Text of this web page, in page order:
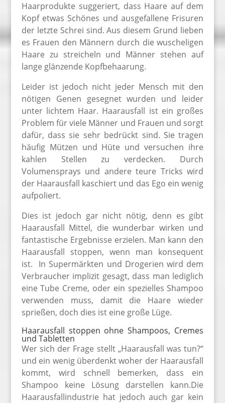
Haarprodukte suggeriert, dass Haare auf dem
Kopf etwas Schönes und ausgefallene Frisuren
der letzte Schrei sind. Aus diesem Grund lieben
es Frauen den Männern durch die wuscheligen
Haare zu streicheln und Männer stehen auf
lange glänzende Kopfbehaarung.
Leider ist jedoch nicht jeder Mensch mit den
nötigen Genen gesegnet wurden und leider
unter lichtem Haar. Haarausfall ist ein großes
Problem für viele Männer und Frauen und sorgt
dafür, dass sie sehr bedrückt sind. Sie tragen
häufig Mützen und Hüte und versuchen ihre
kahlen Stellen zu verdecken. Durch
Volumensprays und andere teure Tricks wird
der Haarausfall kaschiert und das Ego ein wenig
aufpoliert.
Dies ist jedoch gar nicht nötig, denn es gibt
Haarausfall Mittel, die wunderbar wirken und
fantastische Ergebnisse erzielen. Man kann den
Haarausfall stoppen, wenn man konsequent
ist. In Supermärkten und Drogerien wird dem
Verbraucher implizit gesagt, dass man lediglich
eine Tube Creme, oder ein spezielles Shampoo
verwenden muss, damit die Haare wieder
sprießen, doch dies ist eine große Lüge.
Haarausfall stoppen ohne Shampoos, Cremes
und Tabletten
Wer sich der Frage stellt „Haarausfall was tun?“
und ein wenig überdenkt woher der Haarausfall
kommt, wird schnell bemerken, dass ein
Shampoo keine Lösung darstellen kann.Die
Haarausfallindustrie hat jedoch auch gar kein